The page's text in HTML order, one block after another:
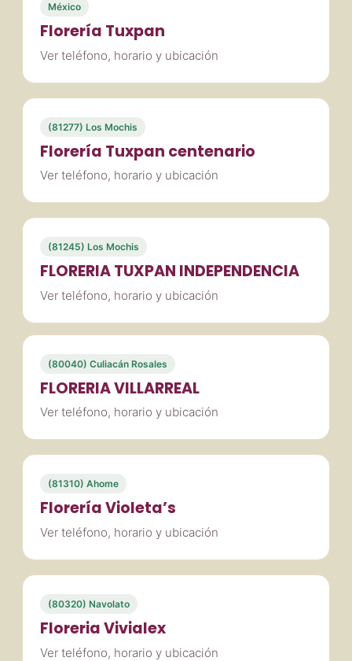
México
Florería Tuxpan
Ver teléfono, horario y ubicación
(81277) Los Mochis
Florería Tuxpan centenario
Ver teléfono, horario y ubicación
(81245) Los Mochis
FLORERIA TUXPAN INDEPENDENCIA
Ver teléfono, horario y ubicación
(80040) Culiacán Rosales
FLORERIA VILLARREAL
Ver teléfono, horario y ubicación
(81310) Ahome
Florería Violeta’s
Ver teléfono, horario y ubicación
(80320) Navolato
Floreria Vivialex
Ver teléfono, horario y ubicación